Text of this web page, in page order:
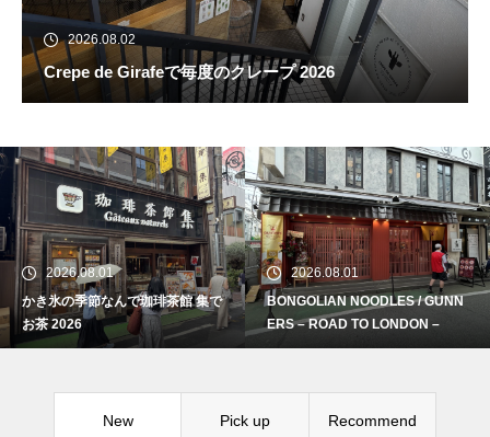
2026.08.02
Crepe de Girafeで毎度のクレープ 2026
2026.08.01
かき氷の季節なんで珈琲茶館 集で
お茶 2026
2026.08.01
BONGOLIAN NOODLES / GUNN
ERS – ROAD TO LONDON –
New Pick up Recommend
続 Alain Mikli Boutique Minami A
oyamaでメンテナンス 2026
Crepe de Girafeで毎度のクレー